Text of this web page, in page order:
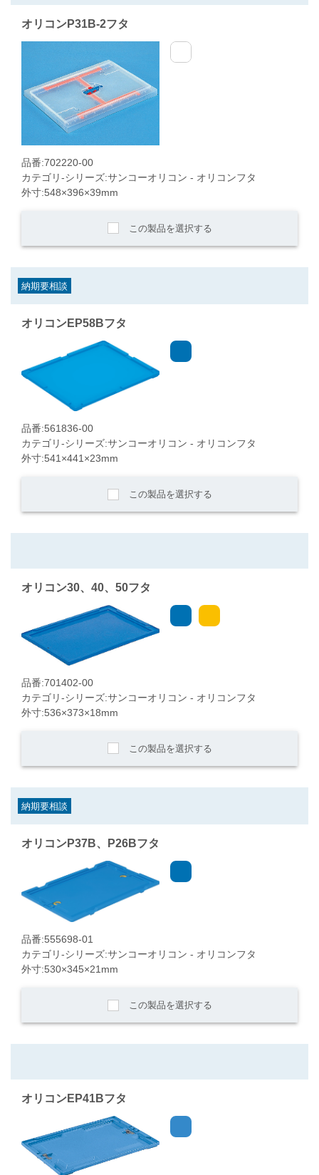
オリコンP31B-2フタ
品番:702220-00
カテゴリ-シリーズ:サンコーオリコン - オリコンフタ
外寸:548×396×39mm
この製品を選択する
納期要相談
オリコンEP58Bフタ
品番:561836-00
カテゴリ-シリーズ:サンコーオリコン - オリコンフタ
外寸:541×441×23mm
この製品を選択する
オリコン30、40、50フタ
品番:701402-00
カテゴリ-シリーズ:サンコーオリコン - オリコンフタ
外寸:536×373×18mm
この製品を選択する
納期要相談
オリコンP37B、P26Bフタ
品番:555698-01
カテゴリ-シリーズ:サンコーオリコン - オリコンフタ
外寸:530×345×21mm
この製品を選択する
オリコンEP41Bフタ